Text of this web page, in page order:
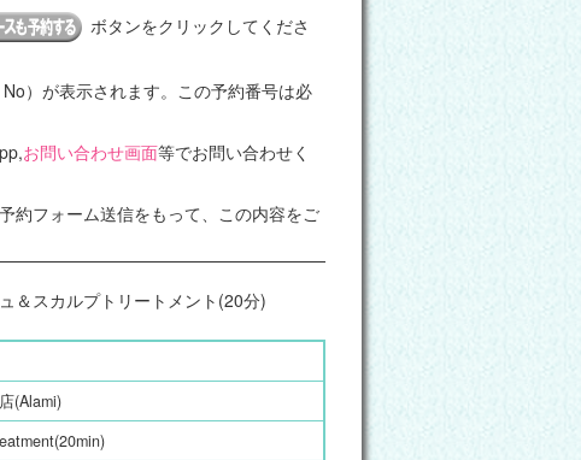
ボタンをクリックしてくださ
） が表示されます。この予約番号は必
お問い合わせ画面等でお問い合わせく
約フォーム送信をもって、この内容をご
スカルプトリートメント(20分)
(Alami)